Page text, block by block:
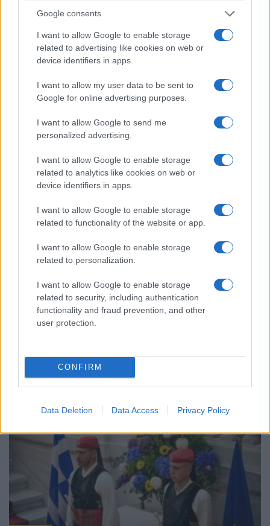
Google consents
I want to allow Google to enable storage
related to advertising like cookies on web or
device identifiers in apps.
I want to allow my user data to be sent to
Google for online advertising purposes.
I want to allow Google to send me
personalized advertising.
I want to allow Google to enable storage
related to analytics like cookies on web or
device identifiers in apps.
I want to allow Google to enable storage
related to functionality of the website or app.
I want to allow Google to enable storage
related to personalization.
I want to allow Google to enable storage
related to security, including authentication
functionality and fraud prevention, and other
user protection.
CONFIRM
Data Deletion Data Access Privacy Policy
ΓΝΩΜΕΣ
Η Ευρώπη στις φλόγες: Από την κλιματική κρίση
στη γεωπολιτική αστάθεια
Στον Ιωσήφ (Μέρος Ε’)
28/07/2026 - 9:33πμ